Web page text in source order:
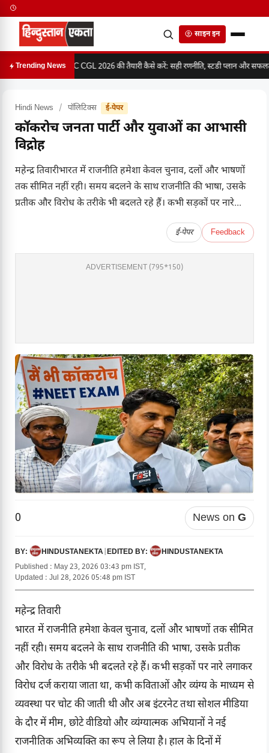
साइन इन
Trending NewsSSC CGL 2026 की तैयारी कैसे करें: सही रणनीति, स्टडी प्लान और
Hindi News / पॉलिटिक्स ई-पेपर
कॉकरोच जनता पार्टी और युवाओं का आभासी
विद्रोह
महेन्द्र तिवारीभारत में राजनीति हमेशा केवल चुनाव, दलों और भाषणों
तक सीमित नहीं रही। समय बदलने के साथ राजनीति की भाषा, उसके
प्रतीक और विरोध के तरीके भी बदलते रहे हैं। कभी सड़कों पर नारे...
ई-पेपर Feedback
ADVERTISEMENT (795*150)
0 News on G
BY: HINDUSTANEKTA EDITED BY:
HINDUSTANEKTA
Published : May 23, 2026 03:43 pm IST,
Updated : Jul 28, 2026 05:48 pm IST
महेन्द्र तिवारी
भारत में राजनीति हमेशा केवल चुनाव, दलों और भाषणों तक सीमित
नहीं रही। समय बदलने के साथ राजनीति की भाषा, उसके प्रतीक
और विरोध के तरीके भी बदलते रहे हैं। कभी सड़कों पर नारे लगाकर
विरोध दर्ज कराया जाता था, कभी कविताओं और व्यंग्य के माध्यम से
व्यवस्था पर चोट की जाती थी और अब इंटरनेट तथा सोशल मीडिया
के दौर में मीम, छोटे वीडियो और व्यंग्यात्मक अभियानों ने नई
राजनीतिक अभिव्यक्ति का रूप ले लिया है। हाल के दिनों में